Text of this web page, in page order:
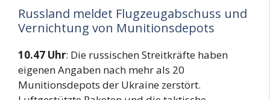
Russland meldet Flugzeugabschuss und
Vernichtung von Munitionsdepots
10.47 Uhr: Die russischen Streitkräfte haben
eigenen Angaben nach mehr als 20
Munitionsdepots der Ukraine zerstört.